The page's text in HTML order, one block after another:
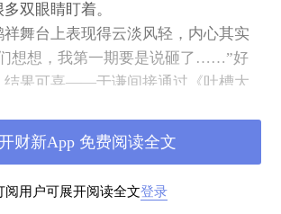
双眼睛盯着。
舞台上表现得云淡风轻，内心其实
想想，我第一期要是说砸了……”好
结果可喜——于谦间接通过《吐槽大
爷的用词“小段”，指的是短篇幅的相
。
聊到相声百年历史之中经历过的种种
阅用户可展开阅读全文登录
财新App 免费阅读全文